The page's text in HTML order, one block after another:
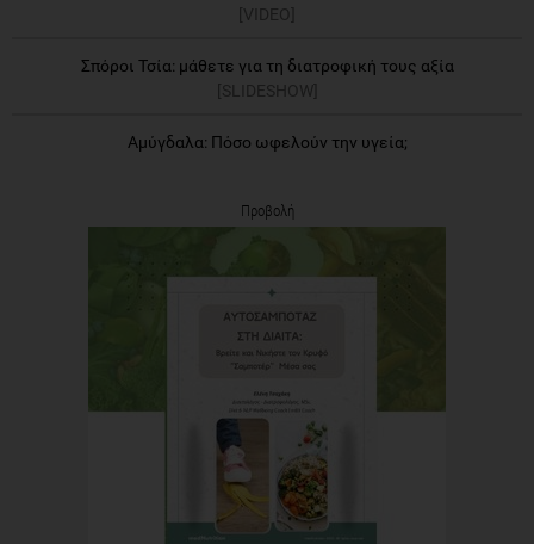
[VIDEO]
Σπόροι Τσία: μάθετε για τη διατροφική τους αξία
[SLIDESHOW]
Αμύγδαλα: Πόσο ωφελούν την υγεία;
Προβολή